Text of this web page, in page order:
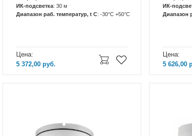
ИК-подсветка: 30 м
Диапазон раб. температур, t C: -30°С +50°С
Цена:
5 372,00руб.
ИК-
Диапазон
Цена:
5 626,00